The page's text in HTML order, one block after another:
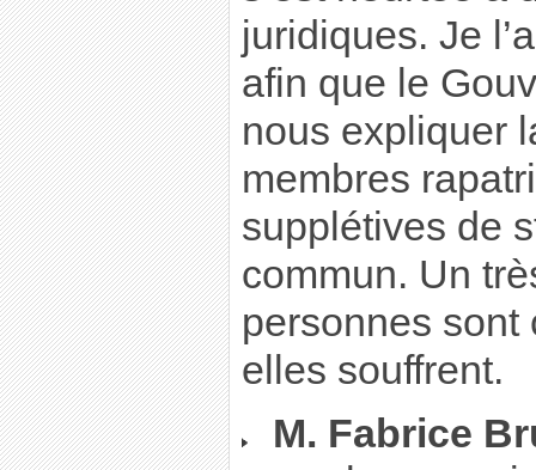
juridiques. Je
afin que le
nous expliquer
membres
supplétives de
commun. Un
personnes sont
elles souffrent.
M. Fabrice